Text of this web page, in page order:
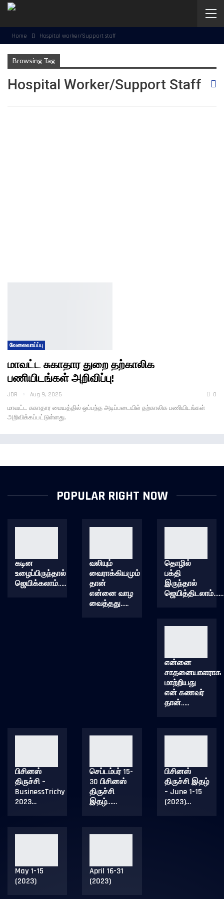
Home Hospital worker/Support staff
Browsing Tag
Hospital Worker/Support Staff
வேலைவாய்ப்பு
மாவட்ட சுகாதார துறை தற்காலிக
பணியிடங்கள் அறிவிப்பு!
JDR Aug 9, 2025 0
மாவட்ட சுகாதார மையத்தில் ஒப்பந்த அடிப்படையில் தற்காலிக பணியிடங்கள்
அறிவிக்கப்பட்டுள்ளது.
POPULAR RIGHT NOW
கடின
உழைப்பிருந்தால்
ஜெயிக்கலாம்…..
வலியும்
வைராக்கியமும்
தான்
என்னை வாழ
வைத்தது…..
தொழில்
பக்தி
இருந்தால்
என்னை
சாதனையாளராக
மாற்றியது
என் கணவர்
தான்…..
பிசினஸ்
திருச்சி –
BusinessTrichy
2023…
செப்டம்பர் 15-
30 பிசினஸ்
திருச்சி
இதழ்……
பிசினஸ்
திருச்சி இதழ்
– June 1-15
(2023)…
May 1-15
(2023)
April 16-31
(2023)